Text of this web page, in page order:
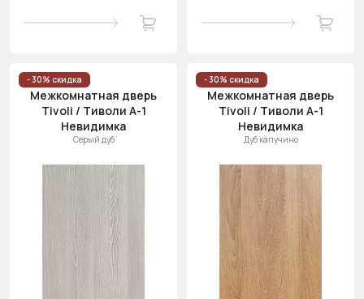
- 30% скидка
Межкомнатная дверь
Tivoli / Тиволи А-1
Невидимка
Серый дуб
- 30% скидка
Межкомнатная дверь
Tivoli / Тиволи А-1
Невидимка
Дуб капучино